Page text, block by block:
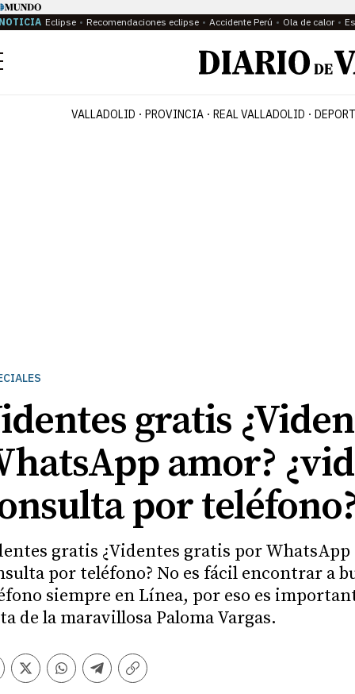
Eclipse Recomendaciones eclipse Accidente Perú Ola de calor
VALLADOLID PROVINCIA REAL VALLADOLID
gratis
amor?
por
gratis ¿Videntes gratis por
por teléfono? No es fácil encontrar a
siempre en Línea, por eso es
de la maravillosa Paloma Vargas.
TwitterWhatsapp
Telegram
Copiar